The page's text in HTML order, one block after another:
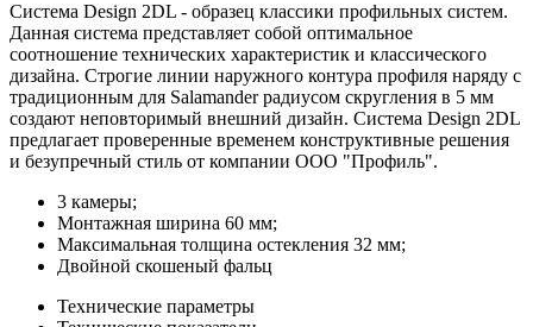
Система Design 2DL - образец классики профильных систем.
Данная система представляет собой оптимальное
соотношение технических характеристик и классического
дизайна. Строгие линии наружного контура профиля наряду с
традиционным для Salamander радиусом скругления в 5 мм
создают неповторимый внешний дизайн. Система Design 2DL
предлагает проверенные временем конструктивные решения
и безупречный стиль от компании ООО "Профиль".
3 камеры;
Монтажная ширина 60 мм;
Максимальная толщина остекления 32 мм;
Двойной скошеный фальц
Технические параметры